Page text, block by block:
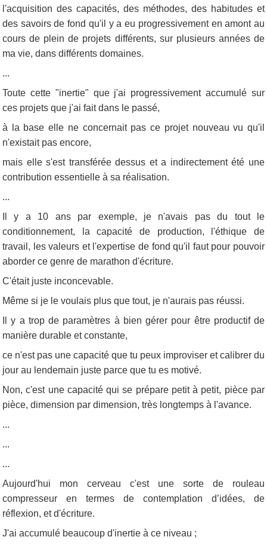
l'acquisition des capacités, des méthodes, des habitudes et
des savoirs de fond qu'il y a eu progressivement en amont au
cours de plein de projets différents, sur plusieurs années de
ma vie, dans différents domaines.
...
Toute cette "inertie" que j'ai progressivement accumulé sur
ces projets que j'ai fait dans le passé,
à la base elle ne concernait pas ce projet nouveau vu qu'il
n'existait pas encore,
mais elle s'est transférée dessus et a indirectement été une
contribution essentielle à sa réalisation.
...
Il y a 10 ans par exemple, je n'avais pas du tout le
conditionnement, la capacité de production, l'éthique de
travail, les valeurs et l'expertise de fond qu'il faut pour pouvoir
aborder ce genre de marathon d'écriture.
C'était juste inconcevable.
Même si je le voulais plus que tout, je n'aurais pas réussi.
Il y a trop de paramètres à bien gérer pour être productif de
manière durable et constante,
ce n'est pas une capacité que tu peux improviser et calibrer du
jour au lendemain juste parce que tu es motivé.
Non, c'est une capacité qui se prépare petit à petit, pièce par
pièce, dimension par dimension, très longtemps à l'avance.
...
...
...
Aujourd'hui mon cerveau c'est une sorte de rouleau
compresseur en termes de contemplation d’idées, de
réflexion, et d'écriture.
J'ai accumulé beaucoup d'inertie à ce niveau ;